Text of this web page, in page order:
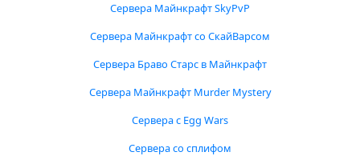
Сервера Майнкрафт SkyPvP
Сервера Майнкрафт со СкайВарсом
Сервера Браво Старс в Майнкрафт
Сервера Майнкрафт Murder Mystery
Сервера с Egg Wars
Сервера со сплифом